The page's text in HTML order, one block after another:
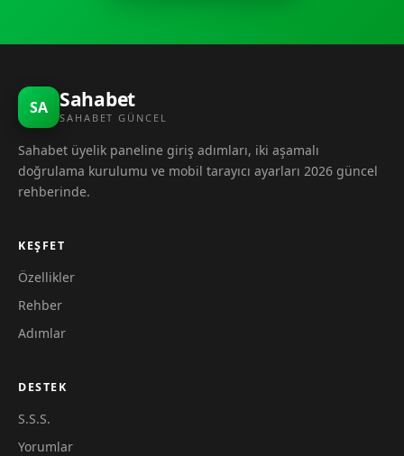
SA Sahabet
SAHABET GÜNCEL
Sahabet üyelik paneline giriş adımları, iki aşamalı
doğrulama kurulumu ve mobil tarayıcı ayarları 2026 güncel
rehberinde.
KEŞFET
Özellikler
Rehber
Adımlar
DESTEK
S.S.S.
Yorumlar